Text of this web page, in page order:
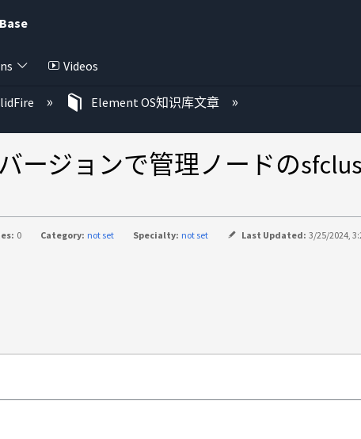
Videos
Element OS知识库文章
ージョンで管理ノードの
0 Category: not set Specialty: not set Last Updated: 3/25/2024,